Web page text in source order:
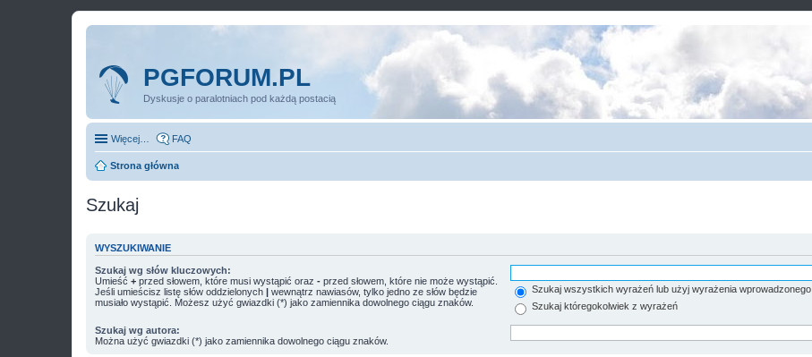
PGFORUM.PL
Dyskusje o paralotniach pod każdą postacią
Więcej… FAQ
Strona główna
Szukaj
WYSZUKIWANIE
Szukaj wg słów kluczowych:
Umieść + przed słowem, które musi wystąpić oraz - przed słowem, które nie może wystąpić.
Jeśli umieścisz listę słów oddzielonych | wewnątrz nawiasów, tylko jedno ze słów będzie
musiało wystąpić. Możesz użyć gwiazdki (*) jako zamiennika dowolnego ciągu znaków.
Szukaj wszystkich wyrażeń lub użyj wyrażenia wprowadzonego
Szukaj któregokolwiek z wyrażeń
Szukaj wg autora:
Można użyć gwiazdki (*) jako zamiennika dowolnego ciągu znaków.